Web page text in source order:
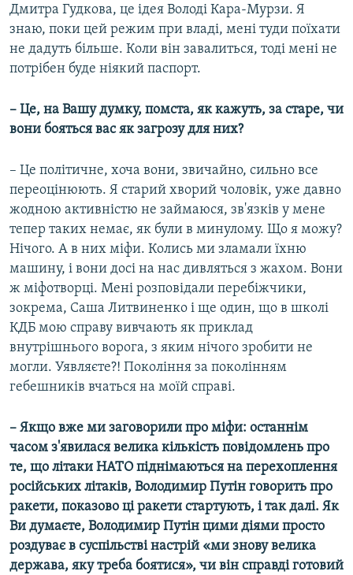
Дмитра Гудкова, це ідея Володі Кара-Мурзи. Я
знаю, поки цей режим при владі, мені туди поїхати
не дадуть більше. Коли він завалиться, тоді мені не
потрібен буде ніякий паспорт.
– Це, на Вашу думку, помста, як кажуть, за старе, чи
вони бояться вас як загрозу для них?
– Це політичне, хоча вони, звичайно, сильно все
переоцінюють. Я старий хворий чоловік, уже давно
жодною активністю не займаюся, зв'язків у мене
тепер таких немає, як були в минулому. Що я можу?
Нічого. А в них міфи. Колись ми зламали їхню
машину, і вони досі на нас дивляться з жахом. Вони
ж міфотворці. Мені розповідали перебіжчики,
зокрема, Саша Литвиненко і ще один, що в школі
КДБ мою справу вивчають як приклад
внутрішнього ворога, з яким нічого зробити не
могли. Уявляєте?! Покоління за поколінням
гебешників вчаться на моїй справі.
– Якщо вже ми заговорили про міфи: останнім
часом з'явилася велика кількість повідомлень про
те, що літаки НАТО піднімаються на перехоплення
російських літаків, Володимир Путін говорить про
ракети, показово ці ракети стартують, і так далі. Як
Ви думаєте, Володимир Путін цими діями просто
роздуває в суспільстві настрій «ми знову велика
держава, яку треба боятися», чи він справді готовий